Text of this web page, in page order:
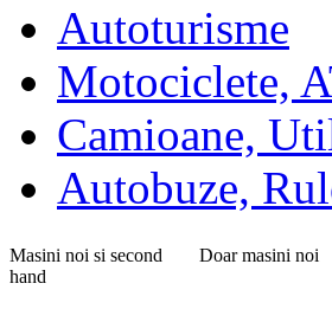
Autoturisme
Motociclete,
Camioane,
Autobuze,
Masini noi si second
hand
Doar masini noi